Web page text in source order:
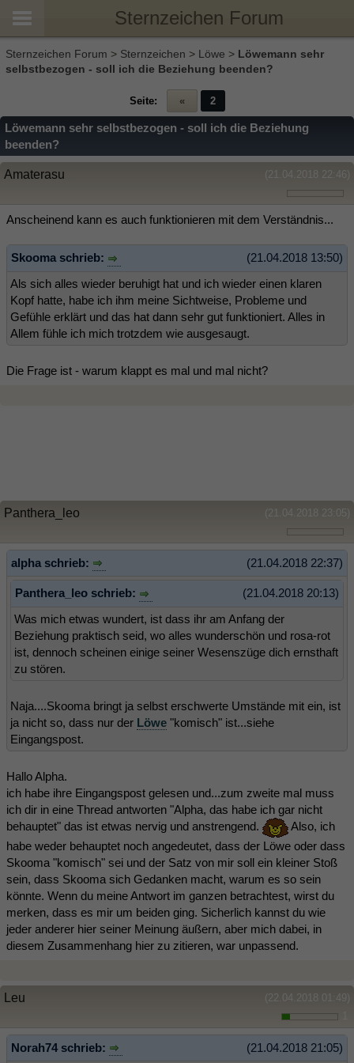
Sternzeichen Forum
Sternzeichen Forum > Sternzeichen > Löwe > Löwemann sehr
selbstbezogen - soll ich die Beziehung beenden?
Seite: « 2
Löwemann sehr selbstbezogen - soll ich die Beziehung
beenden?
(21.04.2018 22:46)
Amaterasu
Anscheinend kann es auch funktionieren mit dem Verständnis...
(21.04.2018 13:50)
Skooma schrieb:
Als sich alles wieder beruhigt hat und ich wieder einen klaren
Kopf hatte, habe ich ihm meine Sichtweise, Probleme und
Gefühle erklärt und das hat dann sehr gut funktioniert. Alles in
Allem fühle ich mich trotzdem wie ausgesaugt.
Die Frage ist - warum klappt es mal und mal nicht?
(21.04.2018 23:05)
Panthera_leo
(21.04.2018 22:37)
alpha schrieb:
(21.04.2018 20:13)
Panthera_leo schrieb:
Was mich etwas wundert, ist dass ihr am Anfang der
Beziehung praktisch seid, wo alles wunderschön und rosa-rot
ist, dennoch scheinen einige seiner Wesenszüge dich ernsthaft
zu stören.
Naja....Skooma bringt ja selbst erschwerte Umstände mit ein, ist
ja nicht so, dass nur der Löwe "komisch" ist...siehe
Eingangspost.
Hallo Alpha.
ich habe ihre Eingangspost gelesen und...zum zweite mal muss
ich dir in eine Thread antworten "Alpha, das habe ich gar nicht
behauptet" das ist etwas nervig und anstrengend.
Also, ich
habe weder behauptet noch angedeutet, dass der Löwe oder dass
Skooma "komisch" sei und der Satz von mir soll ein kleiner Stoß
sein, dass Skooma sich Gedanken macht, warum es so sein
könnte. Wenn du meine Antwort im ganzen betrachtest, wirst du
merken, dass es mir um beiden ging. Sicherlich kannst du wie
jeder anderer hier seiner Meinung äußern, aber mich dabei, in
diesem Zusammenhang hier zu zitieren, war unpassend.
(22.04.2018 01:49)
Leu
(21.04.2018 21:05)
Norah74 schrieb: